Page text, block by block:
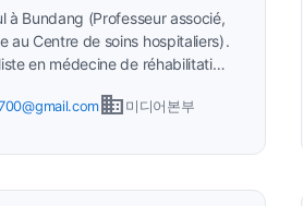
à Bundang (Professeur associé,
au Centre de soins hospitaliers)
en médecine de réhabilitation
business 미디어본부